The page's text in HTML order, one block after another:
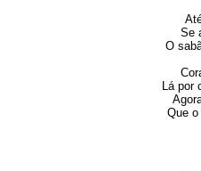
Se
O
Lá por
Que